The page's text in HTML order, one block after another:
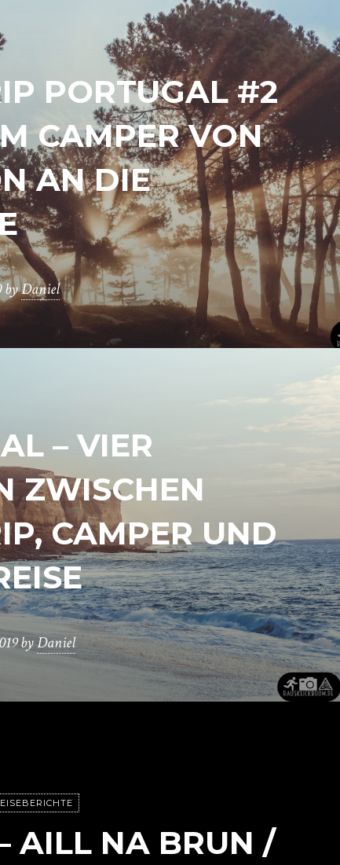
PORTUGAL #2
CAMPER VON
AN DIE
byDaniel
– VIER
ZWISCHEN
CAMPER UND
byDaniel
AILL NA BRUN /